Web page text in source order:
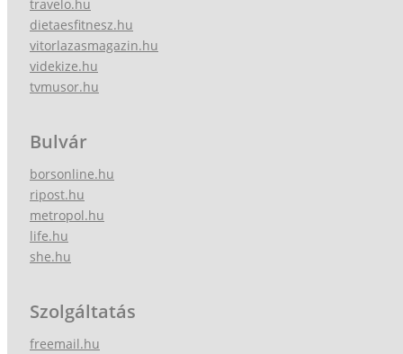
travelo.hu
dietaesfitnesz.hu
vitorlazasmagazin.hu
videkize.hu
tvmusor.hu
Bulvár
borsonline.hu
ripost.hu
metropol.hu
life.hu
she.hu
Szolgáltatás
freemail.hu